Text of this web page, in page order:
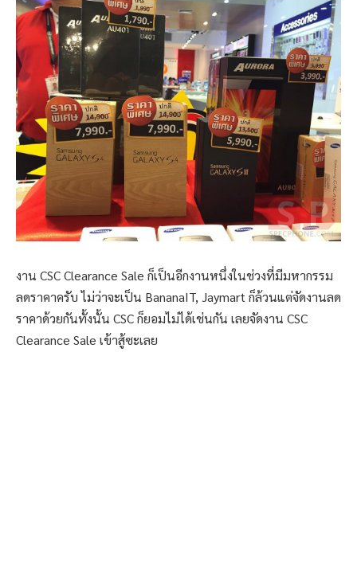
งาน CSC Clearance Sale ก็เป็นอีกงานหนึ่งในช่วงที่มีมหากรรม
ลดราคาครับ ไม่ว่าจะเป็น BananaIT, Jaymart ก็ล้วนแต่จัดงานลด
ราคาด้วยกันทั้งนั้น CSC ก็ยอมไม่ได้เช่นกัน เลยจัดงาน CSC
Clearance Sale เข้าสู้ซะเลย